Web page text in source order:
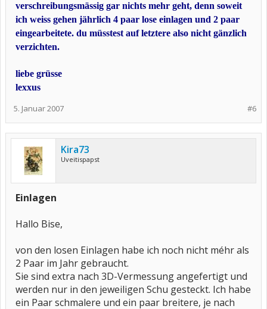
verschreibungsmässig gar nichts mehr geht, denn soweit
ich weiss gehen jährlich 4 paar lose einlagen und 2 paar
eingearbeitete. du müsstest auf letztere also nicht gänzlich
verzichten.
liebe grüsse
lexxus
#6
5. Januar 2007
Kira73
Uveitispapst
Einlagen
Hallo Bise,
von den losen Einlagen habe ich noch nicht méhr als
2 Paar im Jahr gebraucht.
Sie sind extra nach 3D-Vermessung angefertigt und
werden nur in den jeweiligen Schu gesteckt. Ich habe
ein Paar schmalere und ein paar breitere, je nach